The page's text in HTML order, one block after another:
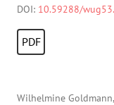
DOI: 10.59288/
PDF
Wilhelmine